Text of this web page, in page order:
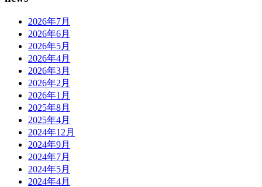
2026年7月
2026年6月
2026年5月
2026年4月
2026年3月
2026年2月
2026年1月
2025年8月
2025年4月
2024年12月
2024年9月
2024年7月
2024年5月
2024年4月